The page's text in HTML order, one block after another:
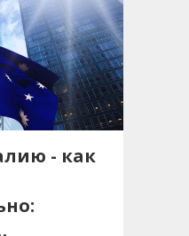
- как